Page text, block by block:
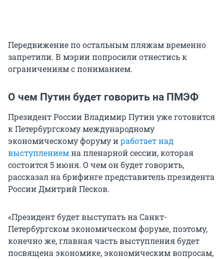
Передвижение по остальным пляжам временно
запретили. В мэрии попросили отнестись к
ограничениям с пониманием.
О чем Путин будет говорить на ПМЭФ
Президент России Владимир Путин уже готовится
к Петербургскому международному
экономическому форуму иработает над
выступлениемна пленарной сессии, которая
состоится 5 июня. О чем он будет говорить,
рассказал на брифинге представитель президента
России Дмитрий Песков.
«Президент будет выступать на Санкт-
Петербургском экономическом форуме, поэтому,
конечно же, главная часть выступления будет
посвящена экономике, экономическим вопросам,